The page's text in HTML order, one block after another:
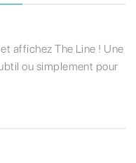
affichez The Line ! Une
ou simplement pour